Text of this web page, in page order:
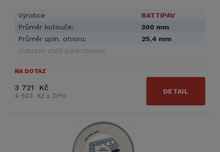
Výrobce
BATTIPAV
Průměr kotouče:
300 mm
Průměr upín. otvoru:
25,4 mm
Zobrazit další podrobnosti
NA DOTAZ
3 721 Kč
4 503 Kč s DPH
DETAIL